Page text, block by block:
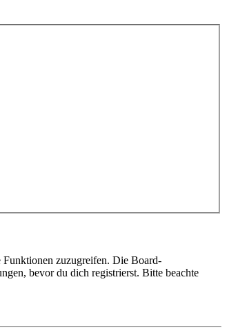
zuzugreifen. Die Board-
bevor du dich registrierst. Bitte beachte